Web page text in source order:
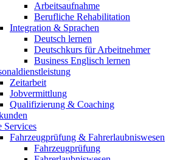
Arbeitsaufnahme
Berufliche Rehabilitation
Integration & Sprachen
Deutsch lernen
Deutschkurs für Arbeitnehmer
Business Englisch lernen
Zeitarbeit
Jobvermittlung
Qualifizierung & Coaching
Services
Fahrzeugprüfung & Fahrerlaubniswesen
Fahrzeugprüfung